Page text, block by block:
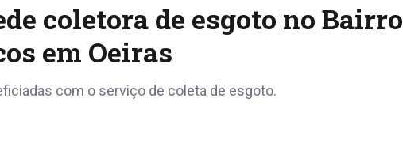
coletora de esgoto no Bairro
em Oeiras
com o serviço de coleta de esgoto.